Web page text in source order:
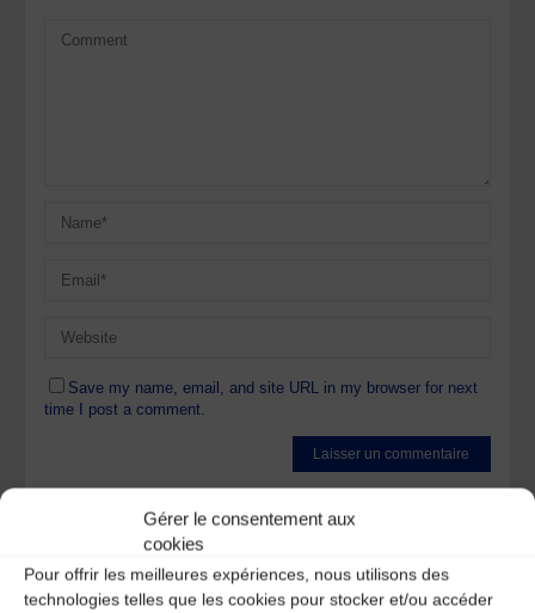
Gérer le consentement aux
cookies
Pour offrir les meilleures expériences, nous utilisons des
technologies telles que les cookies pour stocker et/ou accéder
Save my name, email, and site URL in my browser for next
time I post a comment.
savoir plus sur la façon dont les données de vos
commentaires sont traitées